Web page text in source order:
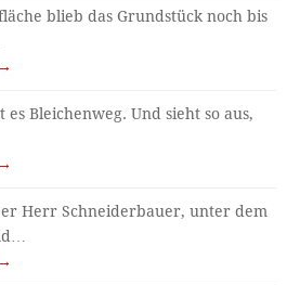
blieb das Grundstück noch bis
es Bleichenweg. Und sieht so aus,
Herr Schneiderbauer, unter dem